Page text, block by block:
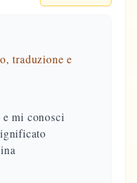
traduzione e
mi conosci